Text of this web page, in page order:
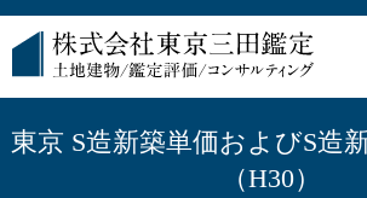
東京 S造新築単価およびS造
（H30）